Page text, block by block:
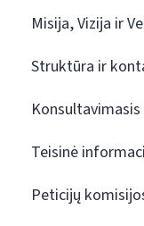
Misija, Vizija ir
Struktūra ir
Teisinė
Peticijų